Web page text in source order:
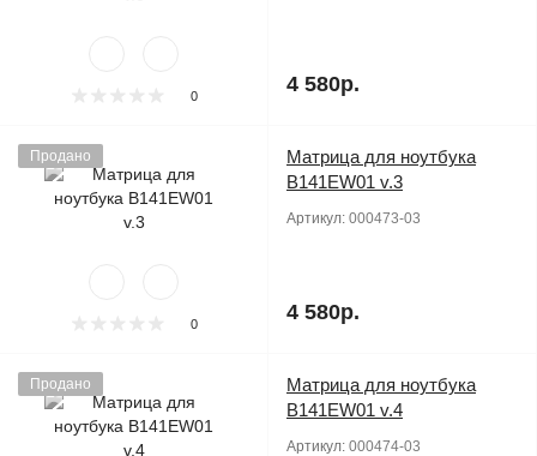
0 4 580р.
Продано
0
Матрица для ноутбука
B141EW01 v.3
Артикул: 000473-03
4 580р.
Продано
Матрица для ноутбука
B141EW01 v.4
Артикул: 000474-03